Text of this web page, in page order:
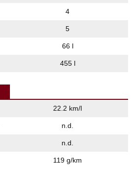
4
5
66 l
455 l
22.2 km/l
n.d.
n.d.
119 g/km